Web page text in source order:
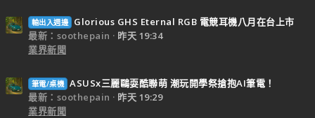
輸出入週邊
Glorious GHS Eternal RGB 電競耳機八月在台上市
最新：soothepain
昨天 19:34
業界新聞
筆電/桌機 ASUSx三麗鷗耍酷聯萌 潮玩開學祭搶抱AI筆電！
最新：soothepain
昨天 19:29
業界新聞